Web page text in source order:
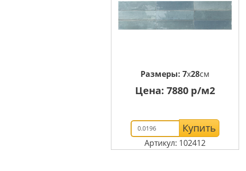
Размеры: 7x28см
Цена: 7880р/м2
Купить
Артикул: 102412